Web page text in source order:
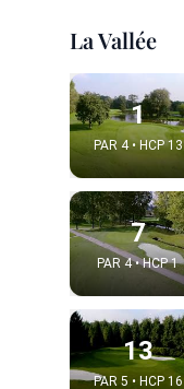
La Vallée
1
PAR 4 • HCP 13
7
PAR 4 • HCP 1
13
PAR 5 • HCP 16